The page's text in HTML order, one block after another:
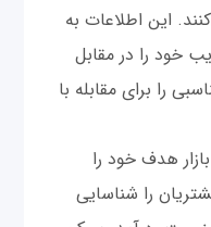
این اطلاعات به
خود را در مقابل
را برای مقابله با
هدف خود را
را شناسایی